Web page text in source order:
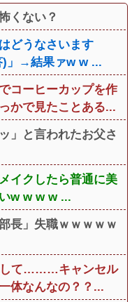
くない？
どうなさいます
)」→結果ァw w ...
コーヒーカップを作
かで見たことある...
」と言われたお父さ
イクしたら普通に美
w w w w ...
長」失職ｗｗｗｗｗ
して………キャンセル
体なんなの？？...